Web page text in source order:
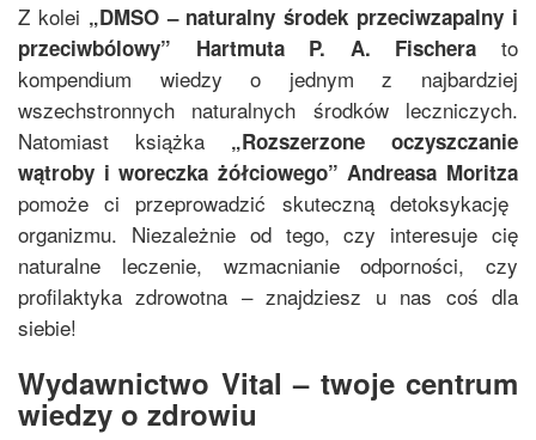
Z kolei „DMSO – naturalny środek przeciwzapalny i
przeciwbólowy” Hartmuta P. A. Fischera to
kompendium wiedzy o jednym z najbardziej
wszechstronnych naturalnych środków leczniczych.
Natomiast książka „Rozszerzone oczyszczanie
wątroby i woreczka żółciowego”Andreasa Moritza
pomoże ci przeprowadzić skuteczną detoksykację
organizmu. Niezależnie od tego, czy interesuje cię
naturalne leczenie, wzmacnianie odporności, czy
profilaktyka zdrowotna – znajdziesz u nas coś dla
siebie!
Wydawnictwo Vital – twoje centrum
wiedzy o zdrowiu